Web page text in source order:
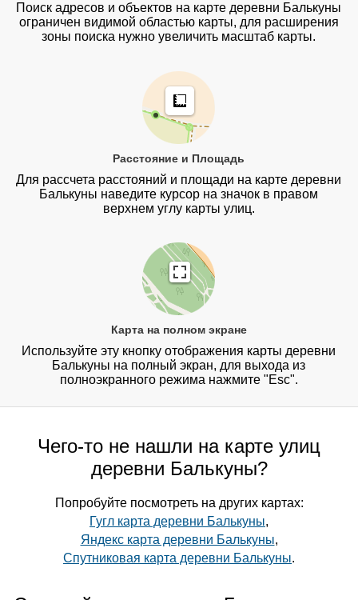
Поиск адресов и объектов на карте деревни Балькуны
ограничен видимой областью карты, для расширения
зоны поиска нужно увеличить масштаб карты.
Расстояние и Площадь
Для рассчета расстояний и площади на карте деревни
Балькуны наведите курсор на значок в правом
верхнем углу карты улиц.
Карта на полном экране
Используйте эту кнопку отображения карты деревни
Балькуны на полный экран, для выхода из
полноэкранного режима нажмите "Esc".
Чего-то не нашли на карте улиц
деревни Балькуны?
Попробуйте посмотреть на других картах:
Гугл карта деревни Балькуны,
Яндекс карта деревни Балькуны,
Спутниковая карта деревни Балькуны.